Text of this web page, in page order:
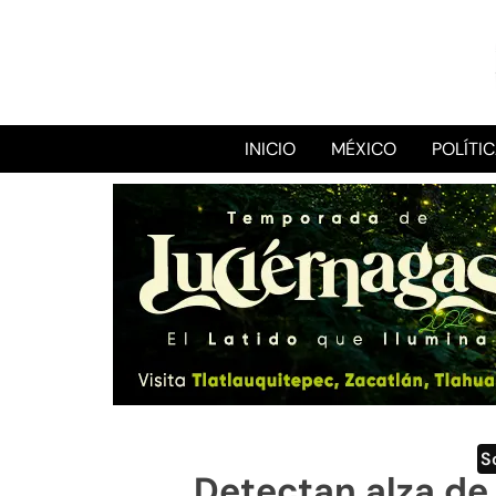
INICIO MÉXICO